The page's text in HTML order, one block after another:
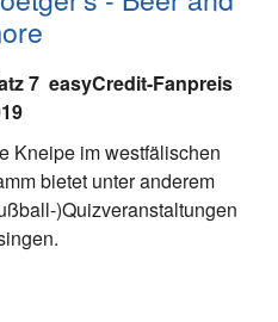
7 easyCredit-Fanpreis
Kneipe im westfälischen
bietet unter anderem
)Quizveranstaltungen